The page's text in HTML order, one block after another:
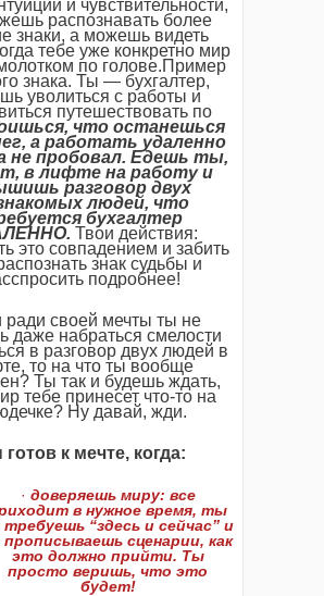
и чувствительности,
распознавать более
знаки, а можешь видеть
тебе уже конкретно мир
по голове.Пример
знака. Ты — бухгалтер,
уволиться с работы и
путешествовать по
что останешься
а работать удаленно
не пробовал. Едешь ты,
в лифте на работу и
разговор двух
людей, что
бухгалтер
Твои действия:
это совпадением и забить
знак судьбы и
подробнее!
ради своей мечты ты не
даже набраться смелости
в разговор двух людей в
то на что ты вообще
Ты так и будешь ждать,
тебе принесет что-то на
Ну давай, жди.
к мечте, когда:
· доверяешь миру: все
в нужное время, ты
требуешь “здесь и сейчас” и
прописываешь сценарии, как
это должно прийти. Ты
просто веришь, что это
будет!